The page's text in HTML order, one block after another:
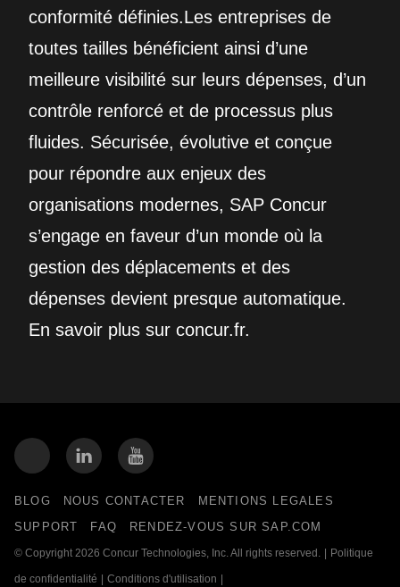
conformité définies.Les entreprises de
toutes tailles bénéficient ainsi d’une
meilleure visibilité sur leurs dépenses, d’un
contrôle renforcé et de processus plus
fluides. Sécurisée, évolutive et conçue
pour répondre aux enjeux des
organisations modernes, SAP Concur
s’engage en faveur d’un monde où la
gestion des déplacements et des
dépenses devient presque automatique.
En savoir plus sur concur.fr.
BLOG NOUS CONTACTER
MENTIONS LEGALES
SUPPORT
FAQ RENDEZ-VOUS SUR SAP.COM
© Copyright 2026 Concur Technologies, Inc. All rights reserved. Politique
de confidentialité Conditions d'utilisation